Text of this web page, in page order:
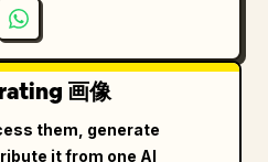
画像
them, generate
it from one AI